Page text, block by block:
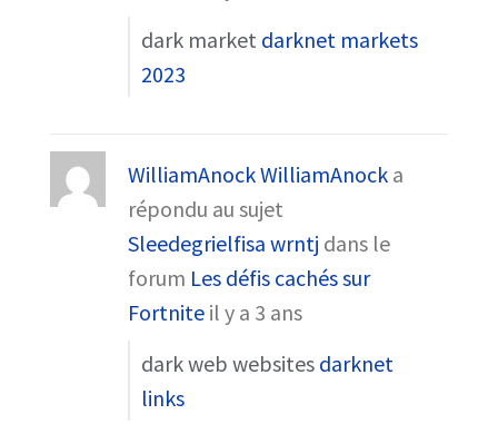
dark market darknet markets
2023
WilliamAnock WilliamAnock a
répondu au sujet
Sleedegrielfisa wrntj dans le
forum Les défis cachés sur
Fortnite il y a 3 ans
dark web websites darknet
links